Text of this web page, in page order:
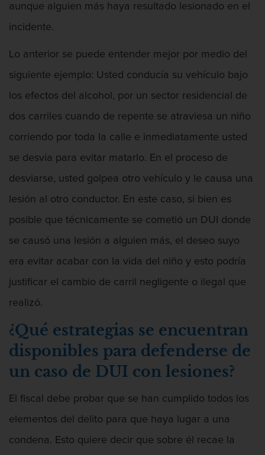
aunque alguien más haya resultado lesionado en el
incidente.
Lo anterior se puede entender mejor por medio del
siguiente ejemplo: Usted conducía su vehículo bajo
los efectos del alcohol, por un sector residencial de
dos carriles cuando de repente se atraviesa un niño
corriendo por toda la calle e inmediatamente usted
se desvía para evitar matarlo. En el proceso de
desviarse, usted golpea otro vehículo y le causa una
lesión al otro conductor. En este caso, si bien es
posible que técnicamente se cometió un DUI donde
se causó una lesión a alguien más, el deseo suyo
era evitar acabar con la vida del niño y esto podría
justificar el cambio de carril negligente o ilegal que
realizó.
¿Qué estrategias se encuentran
disponibles para defenderse de
un caso de DUI con lesiones?
El fiscal debe probar que se han cumplido todos los
elementos del delito para que haya lugar a una
condena. Esto quiere decir que sobre él recae la
Amenazas Criminales
Apropiación Indebida De Fondos Públicos
Asalto Con Arma Mortal